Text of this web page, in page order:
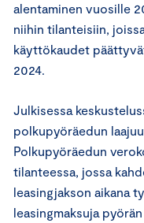
alentaminen vuosille
niihin tilanteisiin,
käyttökaudet
2024.
Julkisessa
polkupyöräedun
Polkupyöräedun
tilanteessa, jossa
leasingjakson aikana
leasingmaksuja